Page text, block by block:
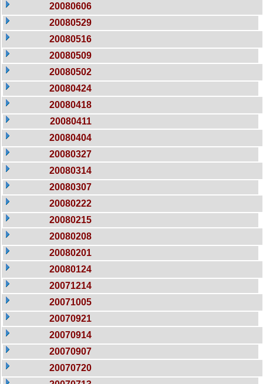
20080606
20080529
20080516
20080509
20080502
20080424
20080418
20080411
20080404
20080327
20080314
20080307
20080222
20080215
20080208
20080201
20080124
20071214
20071005
20070921
20070914
20070907
20070720